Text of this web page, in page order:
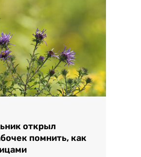
открыл
помнить, как